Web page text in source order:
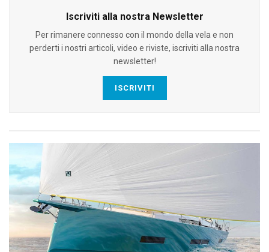
Iscriviti alla nostra Newsletter
Per rimanere connesso con il mondo della vela e non
perderti i nostri articoli, video e riviste, iscriviti alla nostra
newsletter!
ISCRIVITI